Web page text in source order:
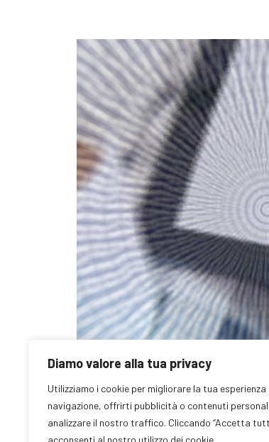
Diamo valore alla tua privacy
Utilizziamo i cookie per migliorare la tua esperienza
navigazione, offrirti pubblicità o contenuti
analizzare il nostro traffico. Cliccando “Accetta
acconsenti al nostro utilizzo dei cookie.
L’analisi dei dati sul commercio al